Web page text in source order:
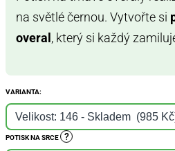
na světlé černou. Vytvořte si
overal , který si každý
VARIANTA:
POTISK NA SRCE ?